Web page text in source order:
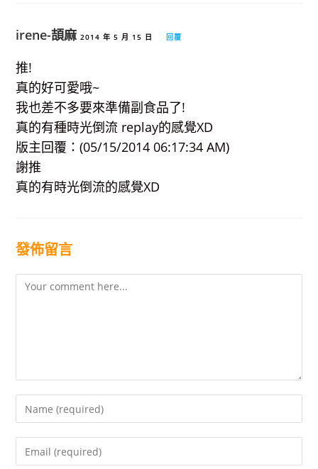
irene-頡麻 2014 年 5 月 15 日 回覆
推!
真的好可愛哦~
我也差不多要來準備副食品了!
真的有種時光倒流 replay的感覺XD
版主回覆：(05/15/2014 06:17:34 AM)
謝推
真的有時光倒流的感覺XD
發佈留言
Comment
your
username
your